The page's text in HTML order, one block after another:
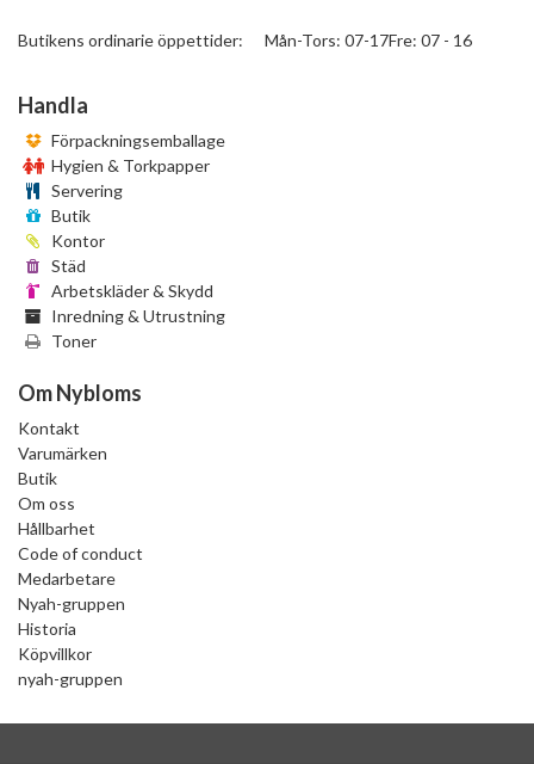
Butikens ordinarie öppettider: Mån-Tors: 07-17Fre: 07 - 16
Handla
Förpackningsemballage
Hygien & Torkpapper
Servering
Butik
Kontor
Städ
Arbetskläder & Skydd
Inredning & Utrustning
Toner
Om Nybloms
Kontakt
Varumärken
Butik
Om oss
Hållbarhet
Code of conduct
Medarbetare
Nyah-gruppen
Historia
Köpvillkor
nyah-gruppen